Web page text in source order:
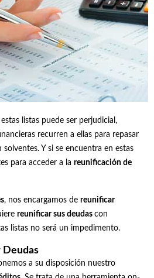
listas puede ser perjudicial,
recurren a ellas para repasar
solventes. Y si se encuentra en estas
para acceder a la reunificación de
, nos encargamos de reunificar
reunificar sus deudas con
listas no será un impedimento.
Deudas
a su disposición nuestro